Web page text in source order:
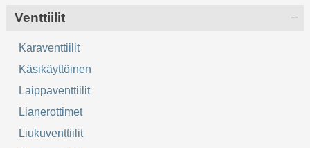
Venttiilit
Karaventtiilit
Käsikäyttöinen
Laippaventtiilit
Lianerottimet
Liukuventtiilit